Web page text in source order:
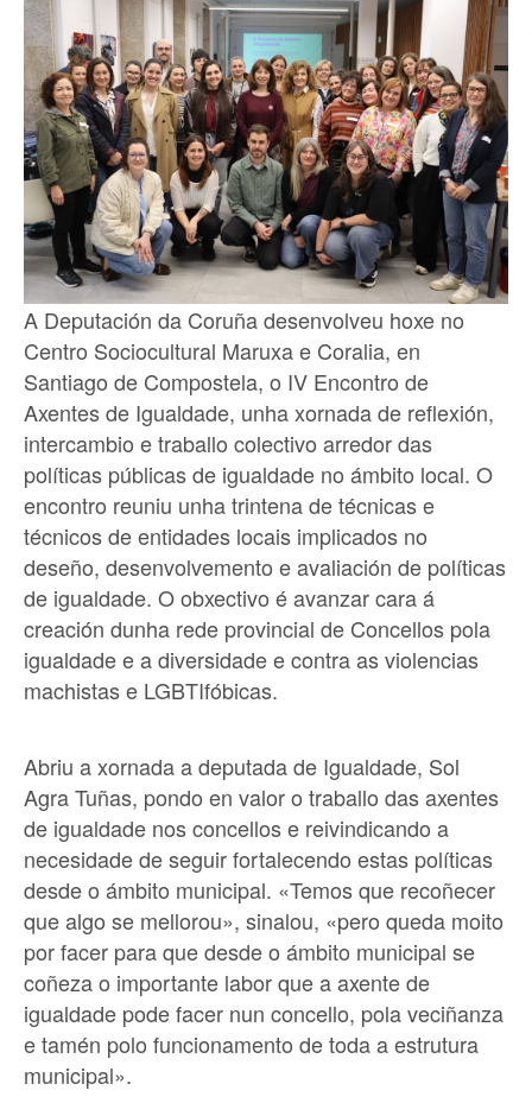
A Deputación da Coruña desenvolveu hoxe no
Centro Sociocultural Maruxa e Coralia, en
Santiago de Compostela, o IV Encontro de
Axentes de Igualdade, unha xornada de reflexión,
intercambio e traballo colectivo arredor das
políticas públicas de igualdade no ámbito local. O
encontro reuniu unha trintena de técnicas e
técnicos de entidades locais implicados no
deseño, desenvolvemento e avaliación de políticas
de igualdade. O obxectivo é avanzar cara á
creación dunha rede provincial de Concellos pola
igualdade e a diversidade e contra as violencias
machistas e LGBTIfóbicas.
Abriu a xornada a deputada de Igualdade, Sol
Agra Tuñas, pondo en valor o traballo das axentes
de igualdade nos concellos e reivindicando a
necesidade de seguir fortalecendo estas políticas
desde o ámbito municipal. «Temos que recoñecer
que algo se mellorou», sinalou, «pero queda moito
por facer para que desde o ámbito municipal se
coñeza o importante labor que a axente de
igualdade pode facer nun concello, pola veciñanza
e tamén polo funcionamento de toda a estrutura
municipal».